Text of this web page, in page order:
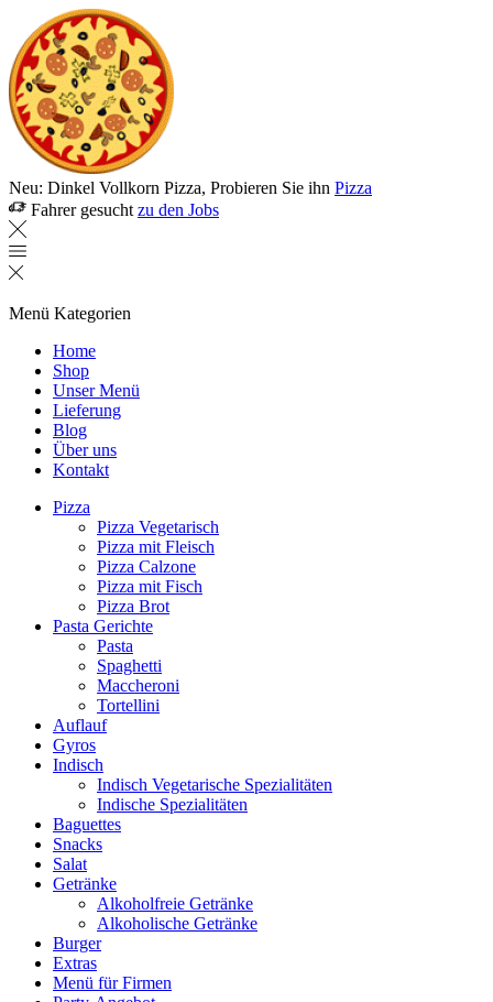
Neu: Dinkel Vollkorn Pizza, Probieren Sie ihn Pizza
Fahrer gesucht zu den Jobs
Menü Kategorien
Home
Shop
Unser Menü
Lieferung
Blog
Über uns
Kontakt
Pizza
Pizza Vegetarisch
Pizza mit Fleisch
Pizza Calzone
Pizza mit Fisch
Pizza Brot
Pasta Gerichte
Pasta
Spaghetti
Maccheroni
Tortellini
Auflauf
Gyros
Indisch
Indisch Vegetarische Spezialitäten
Indische Spezialitäten
Baguettes
Snacks
Salat
Getränke
Alkoholfreie Getränke
Alkoholische Getränke
Burger
Extras
Menü für Firmen